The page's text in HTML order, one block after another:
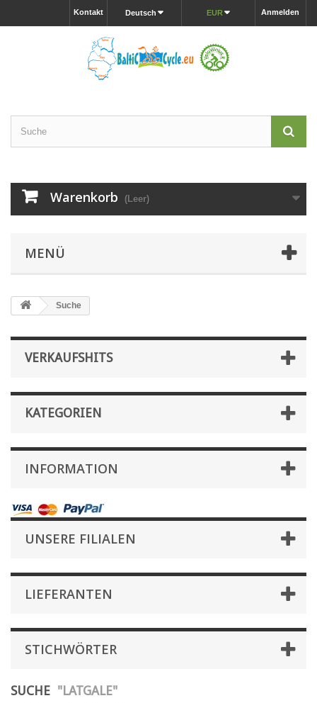
Anmelden
EUR
Deutsch
Kontakt
Warenkorb (Leer)
MENÜ
Suche
VERKAUFSHITS
KATEGORIEN
INFORMATION
UNSERE FILIALEN
LIEFERANTEN
STICHWÖRTER
SUCHE "LATGALE"